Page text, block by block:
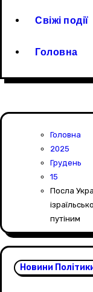
Свіжі події
Головна
Головна
2025
Грудень
15
Посла
путіним
Новини